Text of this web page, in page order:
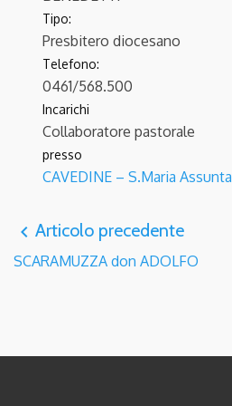
Tipo:
Presbitero diocesano
Telefono:
0461/568.500
Incarichi
Collaboratore pastorale
presso
CAVEDINE – S.Maria Assunta
navigate_before Articolo precedente
SCARAMUZZA don ADOLFO